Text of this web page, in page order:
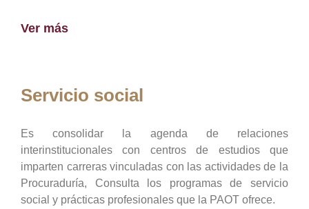
Ver más
Servicio social
Es consolidar la agenda de relaciones
interinstitucionales con centros de estudios que
imparten carreras vinculadas con las actividades de la
Procuraduría, Consulta los programas de servicio
social y prácticas profesionales que la PAOT ofrece.